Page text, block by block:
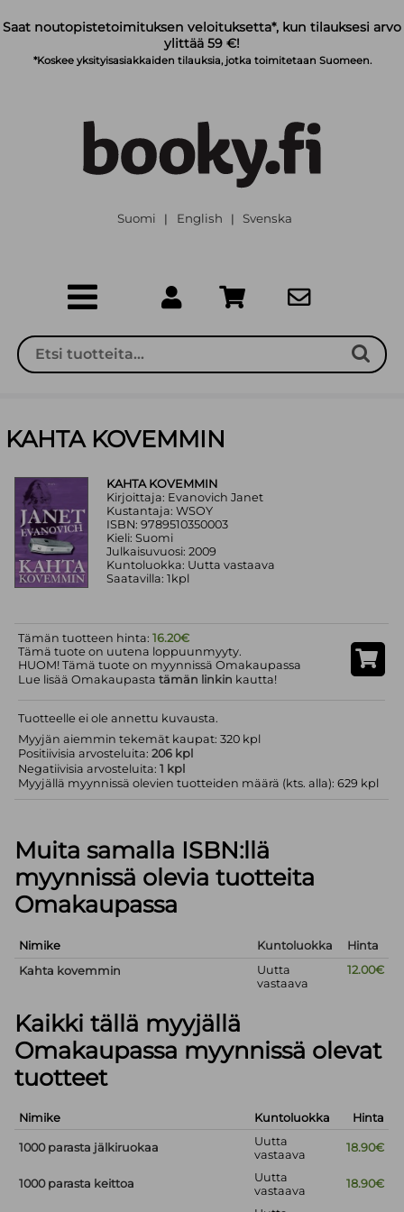
Saat noutopistetoimituksen veloituksetta*, kun tilauksesi arvo
ylittää 59 €!
*Koskee yksityisasiakkaiden tilauksia, jotka toimitetaan Suomeen.
Suomi | English | Svenska
KAHTA KOVEMMIN
KAHTA KOVEMMIN
Kirjoittaja: Evanovich Janet
Kustantaja: WSOY
ISBN: 9789510350003
Kieli: Suomi
Julkaisuvuosi: 2009
Kuntoluokka: Uutta vastaava
Saatavilla: 1kpl
Tämän tuotteen hinta:16.20€
Tämä tuote on uutena loppuunmyyty.
HUOM! Tämä tuote on myynnissä Omakaupassa
Lue lisää Omakaupastatämän linkin kautta!
Tuotteelle ei ole annettu kuvausta.
Myyjän aiemmin tekemät kaupat: 320 kpl
Positiivisia arvosteluita:206 kpl
Negatiivisia arvosteluita:1 kpl
Myyjällä myynnissä olevien tuotteiden määrä (kts. alla): 629 kpl
Muita samalla ISBN:llä
myynnissä olevia tuotteita
Omakaupassa
Nimike Kuntoluokka
Hinta
Kahta kovemmin
Uutta
vastaava
12.00€
Kaikki tällä myyjällä
Omakaupassa myynnissä olevat
tuotteet
Nimike Kuntoluokka Hinta
1000 parasta jälkiruokaa
Uutta
vastaava
18.90€
1000 parasta keittoa
Uutta
vastaava
18.90€